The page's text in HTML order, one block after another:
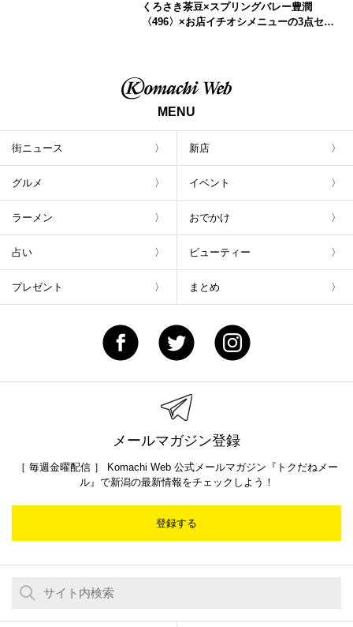
くろさき茶豆×スプリングバレー豊潤
〈496〉×お店イチオシメニューの3点セッ
MENU
街ニュース 新店
グルメ イベント
ラーメン おでかけ
占い ビューティー
プレゼント まとめ
メールマガジン登録
［ 毎週金曜配信 ］ Komachi Web 公式メールマガジン『トクだねメー
ル』で新潟の最新情報をチェックしよう！
登録する